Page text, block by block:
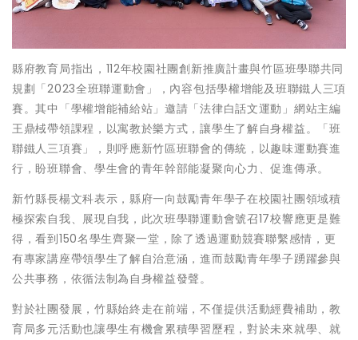
縣府教育局指出，112年校園社團創新推廣計畫與竹區班學聯共同
規劃「2023全班聯運動會」，內容包括學權增能及班聯鐵人三項
賽。其中「學權增能補給站」邀請「法律白話文運動」網站主編
王鼎棫帶領課程，以寓教於樂方式，讓學生了解自身權益。「班
聯鐵人三項賽」，則呼應新竹區班聯會的傳統，以趣味運動賽進
行，盼班聯會、學生會的青年幹部能凝聚向心力、促進傳承。
新竹縣長楊文科表示，縣府一向鼓勵青年學子在校園社團領域積
極探索自我、展現自我，此次班學聯運動會號召17校響應更是難
得，看到150名學生齊聚一堂，除了透過運動競賽聯繫感情，更
有專家講座帶領學生了解自治意涵，進而鼓勵青年學子踴躍參與
公共事務，依循法制為自身權益發聲。
對於社團發展，竹縣始終走在前端，不僅提供活動經費補助，教
育局多元活動也讓學生有機會累積學習歷程，對於未來就學、就